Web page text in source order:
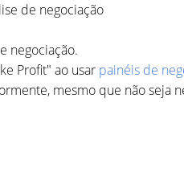
de negociação
negociação.
Profit" ao usar painéis de
mesmo que não seja